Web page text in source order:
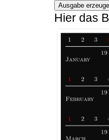
Ausgabe
Hier das